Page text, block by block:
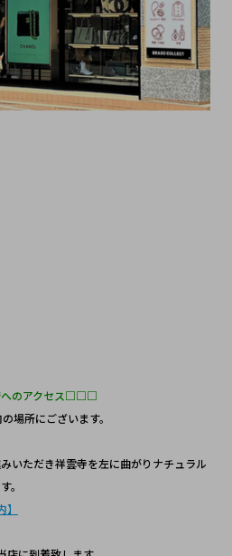
のアクセス□□□
場所にございます。
いただき祥雲寺を左に曲がりナチュラル
。